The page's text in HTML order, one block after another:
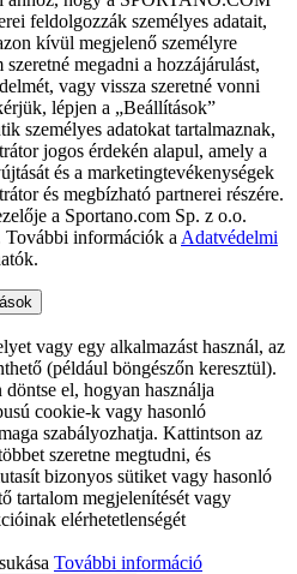
feldolgozzák személyes adatait,
kívül megjelenő személyre
megadni a hozzájárulást,
vagy vissza szeretné vonni
lépjen a „Beállítások”
személyes adatokat tartalmaznak,
jogos érdekén alapul, amely a
és a marketingtevékenységek
és megbízható partnerei részére.
a Sportano.com Sp. z o.o.
További információk a Adatvédelmi
vagy egy alkalmazást használ, az
(például böngészőn keresztül).
el, hogyan használja
cookie-k vagy hasonló
szabályozhatja. Kattintson az
szeretne megtudni, és
bizonyos sütiket vagy hasonló
tartalom megjelenítését vagy
elérhetetlenségét
További információ